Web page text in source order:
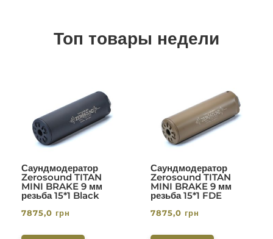
Топ товары недели
Саундмодератор
Zerosound TITAN
MINI BRAKE 9 мм
резьба 15*1 Black
7875,0 грн
Саундмодератор
Zerosound TITAN
MINI BRAKE 9 мм
резьба 15*1 FDE
7875,0 грн